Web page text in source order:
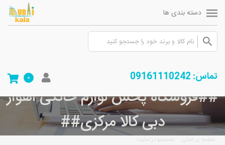
دسته بندی ها
تماس: 09161110242 0
##فروشگاه پخش لوازم خانگی اهواز
دبی کالا مرکزی##
صفحه ی اصلی جستجو در سایت